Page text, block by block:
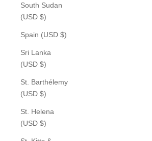
South Sudan
(USD $)
Spain (USD $)
Sri Lanka
(USD $)
St. Barthélemy
(USD $)
St. Helena
(USD $)